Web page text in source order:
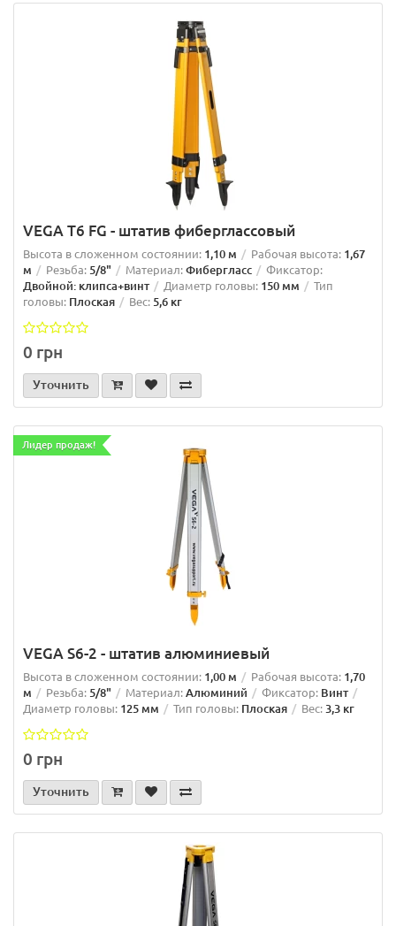
VEGA T6 FG - штатив фиберглассовый
Высота в сложенном состоянии: 1,10 м Рабочая высота: 1,67
м
Резьба: 5/8" Материал:Фибергласс Фиксатор:
Двойной: клипса+винт Диаметр головы: 150 мм
Тип
головы: Плоская Вес: 5,6 кг
0 грн
Уточнить
Лидер продаж!
VEGA S6-2 - штатив алюминиевый
Высота в сложенном состоянии: 1,00 м Рабочая высота: 1,70
м
Резьба: 5/8" Материал:Алюминий Фиксатор: Винт
Диаметр головы: 125 мм Тип головы: Плоская Вес:3,3 кг
0 грн
Уточнить